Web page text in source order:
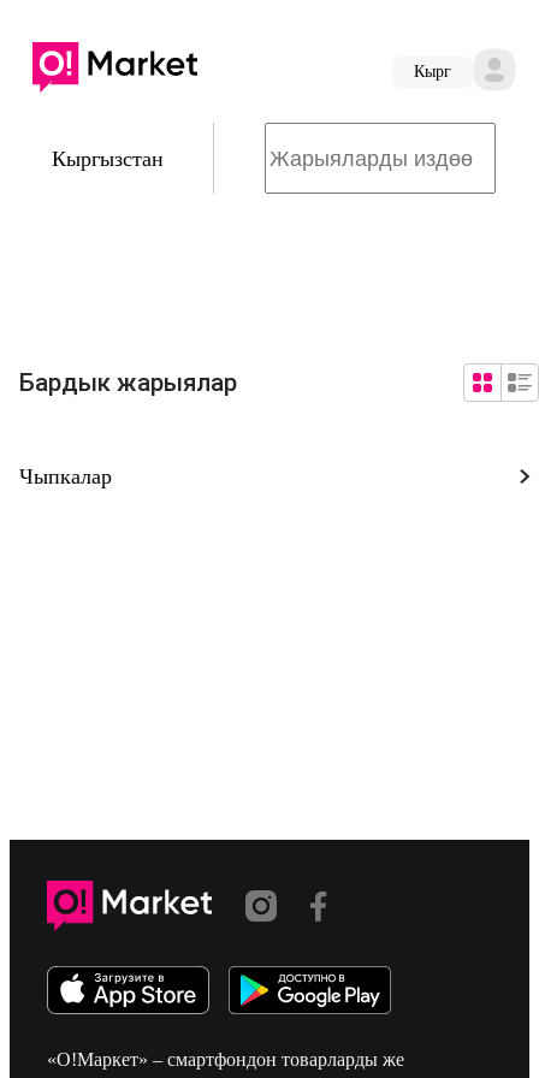
Кырг
Кыргызстан
Бардык жарыялар
Чыпкалар
«О!Маркет» – смартфондон товарларды же